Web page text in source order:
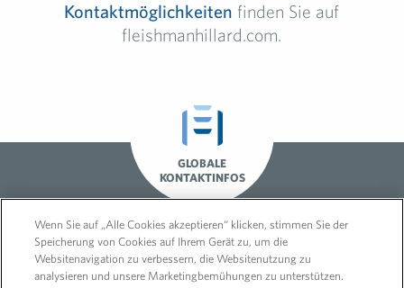
Kontaktmöglichkeiten finden Sie auf
fleishmanhillard.com.
GLOBALE
KONTAKTINFOS
Wenn Sie auf „Alle Cookies akzeptieren“ klicken, stimmen Sie der
Speicherung von Cookies auf Ihrem Gerät zu, um die
Websitenavigation zu verbessern, die Websitenutzung zu
analysieren und unsere Marketingbemühungen zu unterstützen.